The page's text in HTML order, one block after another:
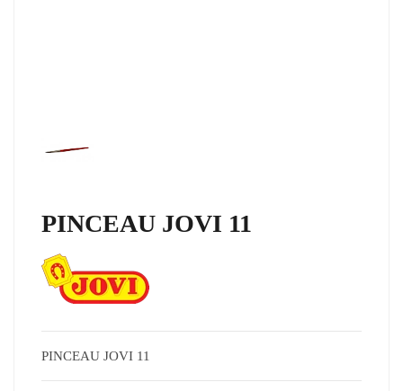
PINCEAU JOVI 11
PINCEAU JOVI 11